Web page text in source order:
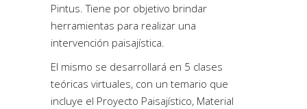
Pintus. Tiene por objetivo brindar
herramientas para realizar una
intervención paisajística.
El mismo se desarrollará en 5 clases
teóricas virtuales, con un temario que
incluye el Proyecto Paisajístico, Material